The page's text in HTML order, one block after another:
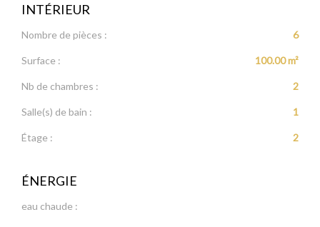
INTÉRIEUR
Nombre de pièces : 6
Surface : 100.00 m²
Nb de chambres : 2
Salle(s) de bain : 1
Étage : 2
ÉNERGIE
eau chaude :